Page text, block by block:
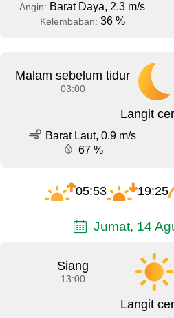
Angin: Barat Daya, 2.3 m/s
Kelembaban: 36 %
Malam sebelum tidur
03:00
Langit
Barat Laut, 0.9 m/s
67 %
05:53 19:25
Jumat, 14
Siang
13:00
Langit